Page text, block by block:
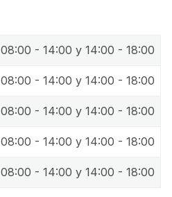
08:00 - 14:00 y 14:00 - 18:00
08:00 - 14:00 y 14:00 - 18:00
08:00 - 14:00 y 14:00 - 18:00
08:00 - 14:00 y 14:00 - 18:00
08:00 - 14:00 y 14:00 - 18:00